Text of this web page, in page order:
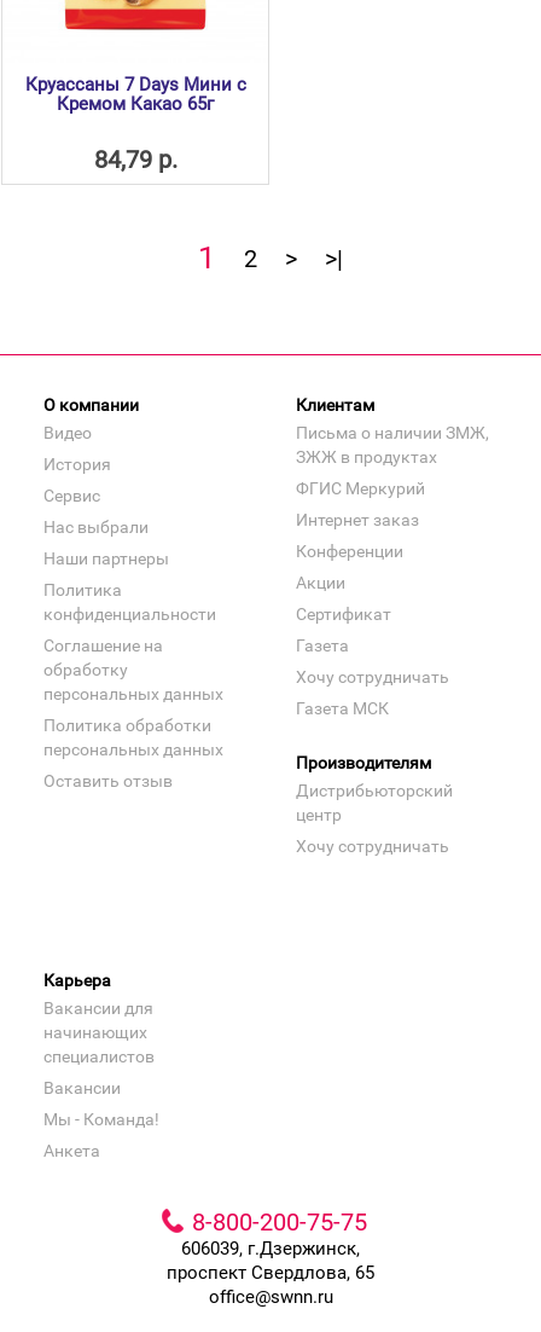
Круассаны 7 Days Мини с
Кремом Какао 65г
84,79 р.
1 2 > >|
О компании
Видео
История
Сервис
Нас выбрали
Наши партнеры
Политика
конфиденциальности
Соглашение на
обработку
персональных данных
Политика обработки
персональных данных
Оставить отзыв
Клиентам
Письма о наличии ЗМЖ,
ЗЖЖ в продуктах
ФГИС Меркурий
Интернет заказ
Конференции
Акции
Сертификат
Газета
Хочу сотрудничать
Газета МСК
Производителям
Дистрибьюторский
центр
Хочу сотрудничать
Карьера
Вакансии для
начинающих
специалистов
Вакансии
Мы - Команда!
Анкета
8-800-200-75-75
606039, г.Дзержинск,
проспект Свердлова, 65
office@swnn.ru